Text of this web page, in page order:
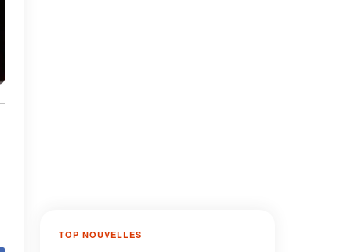
TOP NOUVELLES